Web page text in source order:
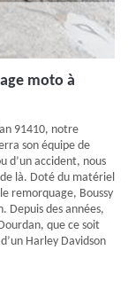
moto à
91410, notre
son équipe de
d’un accident, nous
là. Doté du matériel
remorquage, Boussy
Depuis des années,
que ce soit
Harley Davidson